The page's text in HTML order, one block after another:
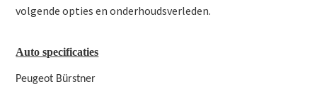
volgende opties en onderhoudsverleden.
Auto specificaties
Peugeot Bürstner